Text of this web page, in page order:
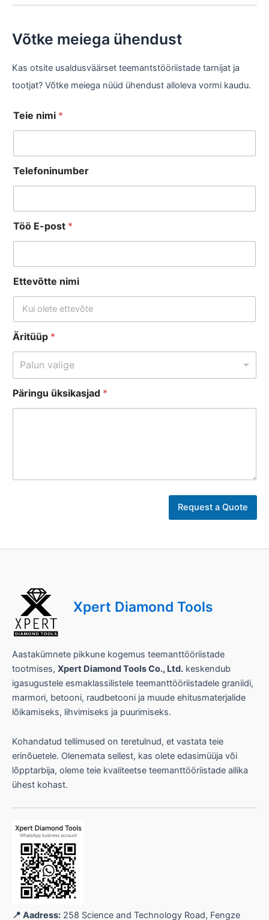
Võtke meiega ühendust
Kas otsite usaldusväärset teemantstööriistade tarnijat ja
tootjat? Võtke meiega nüüd ühendust alloleva vormi kaudu.
Teie nimi *
Telefoninumber
Töö E-post *
Ettevõtte nimi
Äritüüp *
Palun valige
T
Päringu üksikasjad *
Request a Quote
Xpert Diamond Tools
Aastakümnete pikkune kogemus teemanttööriistade
tootmises, Xpert Diamond Tools Co., Ltd. keskendub
igasugustele esmaklassilistele teemanttööriistadele graniidi,
marmori, betooni, raudbetooni ja muude ehitusmaterjalide
lõikamiseks, lihvimiseks ja puurimiseks.
Kohandatud tellimused on teretulnud, et vastata teie
erinõuetele. Olenemata sellest, kas olete edasimüüja või
lõpptarbija, oleme teie kvaliteetse teemanttööriistade allika
ühest kohast.
📍 Aadress: 258 Science and Technology Road, Fengze